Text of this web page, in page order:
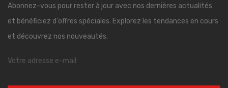
Abonnez-vous pour rester à jour avec nos dernières actualités
et bénéficiez d'offres spéciales. Explorez les tendances en cours
et découvrez nos nouveautés.